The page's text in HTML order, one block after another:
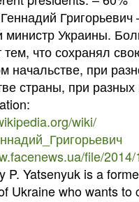
Григорьевич
министр Украины.
тем, что сохранял
начальстве, при
страны, при разных
wiki/
file/
P. Yatsenyuk is a
Ukraine who wants to